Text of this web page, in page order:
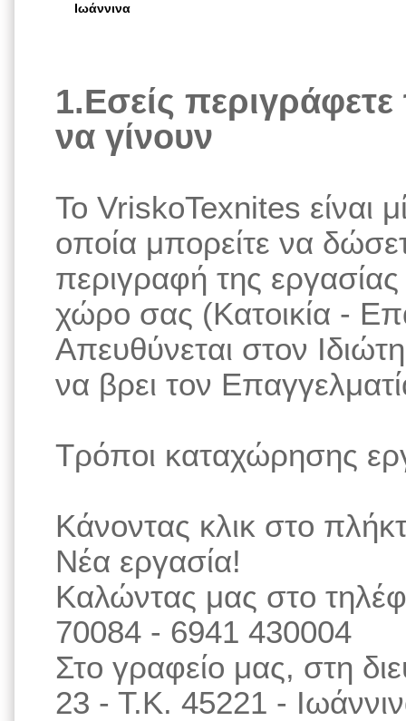
Ιωάννινα
1.Εσείς
να γίνουν
Το VriskoTexnites είναι
οποία μπορείτε να
περιγραφή της
χώρο σας (Κατοικία -
Απευθύνεται στον
να βρει τον
Τρόποι καταχώρησης
Κάνοντας κλικ στο
Νέα εργασία!
Καλώντας μας στο
70084 - 6941 430004
Στο γραφείο μας, στη
23 - Τ.Κ. 45221 -